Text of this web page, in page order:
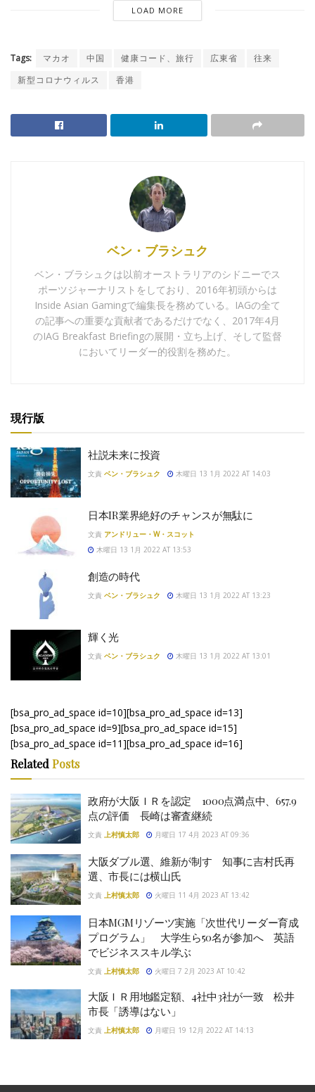
LOAD MORE
Tags: マカオ 中国 健康コード、旅行 広東省
往来
新型コロナウィルス
香港
ベン・ブラシュク
ベン・ブラシュクは以前オーストラリアのシドニーでス
ポーツジャーナリストをしており、2016年初頭からは
Inside Asian Gamingで編集長を務めている。IAGの全て
の記事への重要な貢献者であるだけでなく、2017年4月
のIAG Breakfast Briefingの展開・立ち上げ、そして監督
においてリーダー的役割を務めた。
現行版
社説未来に投資
文責 ベン・ブラシュク 木曜日 13 1月 2022 AT 14:03
日本IR業界絶好のチャンスが無駄に
文責 アンドリュー・W・スコット
木曜日 13 1月 2022 AT 13:53
創造の時代
文責 ベン・ブラシュク 木曜日 13 1月 2022 AT 13:23
輝く光
文責 ベン・ブラシュク 木曜日 13 1月 2022 AT 13:01
[bsa_pro_ad_space id=10][bsa_pro_ad_space id=13]
[bsa_pro_ad_space id=9][bsa_pro_ad_space id=15]
[bsa_pro_ad_space id=11][bsa_pro_ad_space id=16]
Related Posts
政府が大阪ＩＲを認定 1000点満点中、657.9
点の評価 長崎は審査継続
文責 上村慎太郎 月曜日 17 4月 2023 AT 09:36
大阪ダブル選、維新が制す 知事に吉村氏再
選、市長には横山氏
文責 上村慎太郎 火曜日 11 4月 2023 AT 13:42
日本MGMリゾーツ実施「次世代リーダー育成
プログラム」 大学生ら50名が参加へ 英語
でビジネススキル学ぶ
文責 上村慎太郎 火曜日 7 2月 2023 AT 10:42
大阪ＩＲ用地鑑定額、4社中3社が一致 松井
市長「誘導はない」
文責 上村慎太郎 月曜日 19 12月 2022 AT 14:13